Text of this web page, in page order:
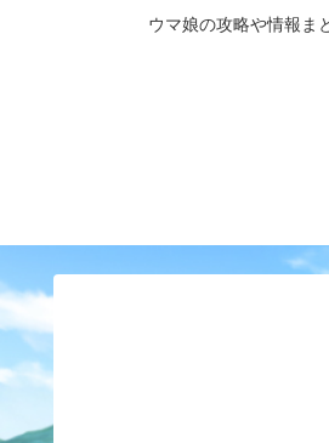
ウマ娘の攻略や情報ま